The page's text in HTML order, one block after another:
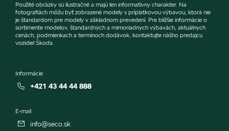
Použité obrázky sú ilustračné a majú len informatívny charakter. Na
fotografiách môžu byť zobrazené modely s príplatkovou výbavou, ktorá nie
je štandardom pre modely v základnom prevedení. Pre bližšie informácie o
sortimente modelov, štandardných a mimoriadnych výbavách, aktuálnych
cenách, podmienkach a termínoch dodávok, kontaktujte nášho predajcu
vozidiel Škoda.
Informácie
+421 43 44 44 888
E-mail
info@seco.sk